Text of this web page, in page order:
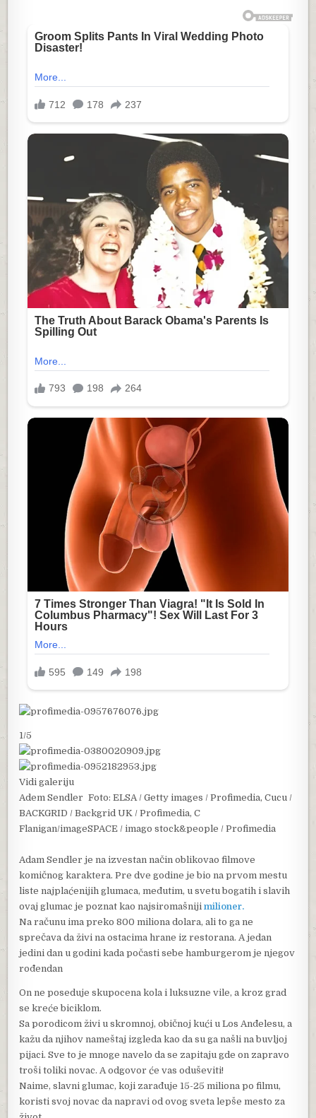
1/5
Vidi galeriju
Adem Sendler Foto: ELSA / Getty images / Profimedia, Cucu /
BACKGRID / Backgrid UK / Profimedia, C
Flanigan/imageSPACE / imago stock&people / Profimedia
Adam Sendler je na izvestan način oblikovao filmove
komičnog karaktera. Pre dve godine je bio na prvom mestu
liste najplaćenijih glumaca, međutim, u svetu bogatih i slavih
ovaj glumac je poznat kao najsiromašnijimilioner.
Na računu ima preko 800 miliona dolara, ali to ga ne
sprečava da živi na ostacima hrane iz restorana. A jedan
jedini dan u godini kada počasti sebe hamburgerom je njegov
rođendan
On ne poseduje skupocena kola i luksuzne vile, a kroz grad
se kreće biciklom.
Sa porodicom živi u skromnoj, običnoj kući u Los Anđelesu, a
kažu da njihov nameštaj izgleda kao da su ga našli na buvljoj
pijaci. Sve to je mnoge navelo da se zapitaju gde on zapravo
troši toliki novac. A odgovor će vas oduševiti!
Naime, slavni glumac, koji zarađuje 15-25 miliona po filmu,
koristi svoj novac da napravi od ovog sveta lepše mesto za